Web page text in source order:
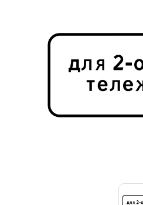
Заградительные
Передвижные
Светодиодные знаки